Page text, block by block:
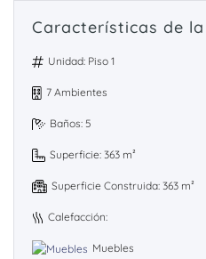
Características de
Unidad: Piso 1
7 Ambientes
Baños: 5
Superficie: 363 m²
Superficie Construida: 363 m²
Calefacción:
Muebles